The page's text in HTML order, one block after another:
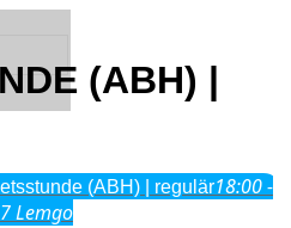
(ABH) |
(ABH) | regulär18:00 -
Lemgo